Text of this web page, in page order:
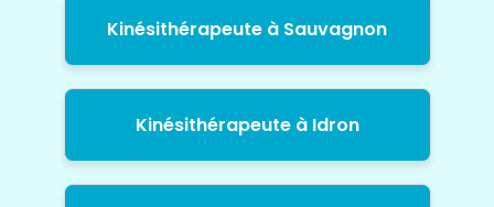
Kinésithérapeute à Sauvagnon
Kinésithérapeute à Idron